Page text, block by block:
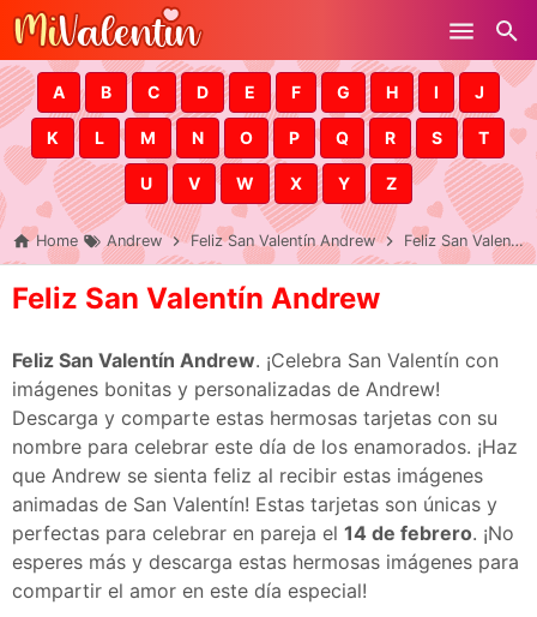
Skip to main content
A B C D E F G H I J
K L M N O P Q R S T
U V W X Y Z
Home Andrew Feliz San Valentín Andrew Feliz San Valentín Andrew
Feliz San Valentín Andrew
Feliz San Valentín Andrew. ¡Celebra San Valentín con
imágenes bonitas y personalizadas de Andrew!
Descarga y comparte estas hermosas tarjetas con su
nombre para celebrar este día de los enamorados. ¡Haz
que Andrew se sienta feliz al recibir estas imágenes
animadas de San Valentín! Estas tarjetas son únicas y
perfectas para celebrar en pareja el 14 de febrero. ¡No
esperes más y descarga estas hermosas imágenes para
compartir el amor en este día especial!